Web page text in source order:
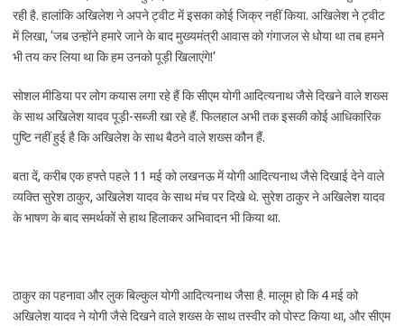
रही है. हालांकि अखिलेश ने अपने ट्वीट में इसका कोई जिक्र नहीं किया. अखिलेश ने ट्वीट
में लिखा, ‘जब उन्होंने हमारे जाने के बाद मुख्यमंत्री आवास को गंगाजल से धोया था तब हमने
भी तय कर लिया था कि हम उनको पूड़ी खिलाएंगे!’
सोशल मीडिया पर लोग कयास लगा रहे हैं कि सीएम योगी आदित्यनाथ जैसे दिखने वाले शख्स
के साथ अखिलेश यादव पूड़ी-सब्जी खा रहे हैं. फिलहाल अभी तक इसकी कोई आधिकारिक
पुष्टि नहीं हुई है कि अखिलेश के साथ बैठने वाले शख्स कौन हैं.
बता दें, करीब एक हफ्ते पहले 11 मई को लखनऊ में योगी आदित्यनाथ जैसे दिखाई देने वाले
व्यक्ति सुरेश ठाकुर, अखिलेश यादव के साथ मंच पर दिखे थे. सुरेश ठाकुर ने अखिलेश यादव
के भाषण के बाद समर्थकों से हाथ हिलाकर अभिवादन भी किया था.
ठाकुर का पहनावा और लुक बिल्कुल योगी आदित्यनाथ जैसा है. मालूम हो कि 4 मई को
अखिलेश यादव ने योगी जैसे दिखने वाले शख्स के साथ तस्वीर को पोस्ट किया था, और सीएम